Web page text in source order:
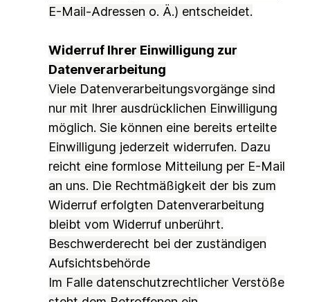
E-Mail-Adressen o. Ä.) entscheidet.
Widerruf Ihrer Einwilligung zur
Datenverarbeitung
Viele Datenverarbeitungsvorgänge sind
nur mit Ihrer ausdrücklichen Einwilligung
möglich. Sie können eine bereits erteilte
Einwilligung jederzeit widerrufen. Dazu
reicht eine formlose Mitteilung per E-Mail
an uns. Die Rechtmäßigkeit der bis zum
Widerruf erfolgten Datenverarbeitung
bleibt vom Widerruf unberührt.
Beschwerderecht bei der zuständigen
Aufsichtsbehörde
Im Falle datenschutzrechtlicher Verstöße